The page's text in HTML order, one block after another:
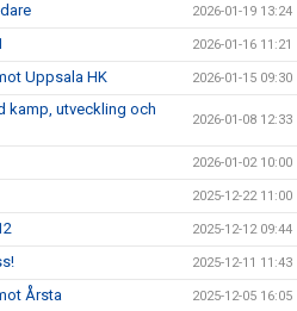
2026-01-19 13:24
2026-01-16 11:21
Uppsala HK 2026-01-15 09:30
kamp, utveckling och
2026-01-08 12:33
2026-01-02 10:00
2025-12-22 11:00
2025-12-12 09:44
2025-12-11 11:43
Årsta 2025-12-05 16:05